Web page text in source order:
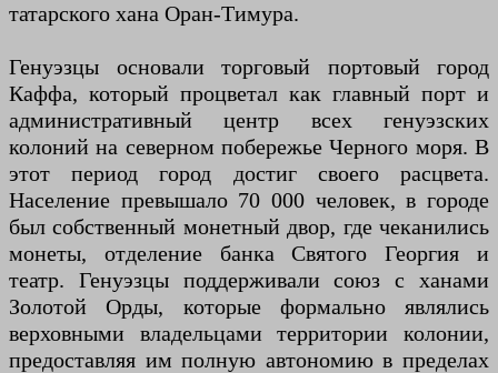
татарского хана Оран-Тимура.
Генуэзцы основали торговый портовый город
Каффа, который процветал как главный порт и
административный центр всех генуэзских
колоний на северном побережье Черного моря. В
этот период город достиг своего расцвета.
Население превышало 70 000 человек, в городе
был собственный монетный двор, где чеканились
монеты, отделение банка Святого Георгия и
театр. Генуэзцы поддерживали союз с ханами
Золотой Орды, которые формально являлись
верховными владельцами территории колонии,
предоставляя им полную автономию в пределах